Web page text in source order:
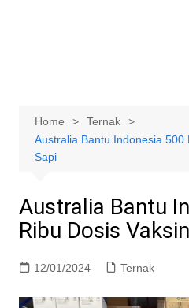
Home
Ternak
Australia Bantu Indonesia 500
Sapi
Australia Bantu
Ribu Dosis
12/01/2024 Ternak